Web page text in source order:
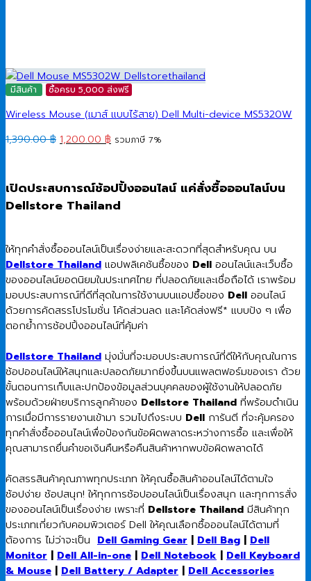
มีสินค้า ซื้อครบ 5,000 ส่งฟรี
Wireless Mouse (เมาส์ แบบไร้สาย) Dell Multi-device MS5320W
1,390.00฿ Original
1,390.00 ฿.
1,200.00 ฿ Current
1,200.00 ฿.
รวมภาษี 7%
เปิดประสบการณ์ช้อปปิ้งออนไลน์ แค่สั่งซื้อออนไลน์บน
Dellstore Thailand
ให้ทุกคำสั่งซื้อออนไลน์เป็นเรื่องง่ายและสะดวกที่สุดสำหรับคุณ บน
Dellstore Thailand แอปพลิเคชันซื้อของ Dell ออนไลน์และเว็บซื้อ
ของออนไลน์ยอดนิยมในประเทศไทย ที่ปลอดภัยและเชื่อถือได้ เราพร้อม
มอบประสบการณ์ที่ดีที่สุดในการใช้งานบนแอปซื้อของ Dell ออนไลน์
ด้วยการคัดสรรโปรโมชั่น โค้ดส่วนลด และโค้ดส่งฟรี* แบบปัง ๆ เพื่อ
ตอกย้ำการช้อปปิ้งออนไลน์ที่คุ้มค่า
Dellstore Thailand มุ่งมั่นที่จะมอบประสบการณ์ที่ดีให้กับคุณในการ
ช้อปออนไลน์ให้สนุกและปลอดภัยมากยิ่งขึ้นบนแพลตฟอร์มของเรา ด้วย
ขั้นตอนการเก็บและปกป้องข้อมูลส่วนบุคคลของผู้ใช้งานให้ปลอดภัย
พร้อมด้วยฝ่ายบริการลูกค้าของ Dellstore Thailand ที่พร้อมดำเนิน
การเมื่อมีการรายงานเข้ามา รวมไปถึงระบบ Dell การันตี ที่จะคุ้มครอง
ทุกคำสั่งซื้อออนไลน์เพื่อป้องกันข้อผิดพลาดระหว่างการซื้อ และเพื่อให้
คุณสามารถยื่นคำขอเงินคืนหรือคืนสินค้าหากพบข้อผิดพลาดได้
คัดสรรสินค้าคุณภาพทุกประเภท ให้คุณซื้อสินค้าออนไลน์ได้ตามใจ
ช้อปง่าย ช้อปสนุก! ให้ทุกการช้อปออนไลน์เป็นเรื่องสนุก และทุกการสั่ง
ของออนไลน์เป็นเรื่องง่าย เพราะที่ Dellstore Thailand มีสินค้าทุก
ประเภทเกี่ยวกับคอมพิวเตอร์ Dell ให้คุณเลือกซื้อออนไลน์ได้ตามที่
ต้องการ ไม่ว่าจะเป็น Dell Gaming Gear | Dell Bag | Dell
Monitor | Dell All-in-one | Dell Notebook | Dell Keyboard
& Mouse | Dell Battery / Adapter | Dell Accessories